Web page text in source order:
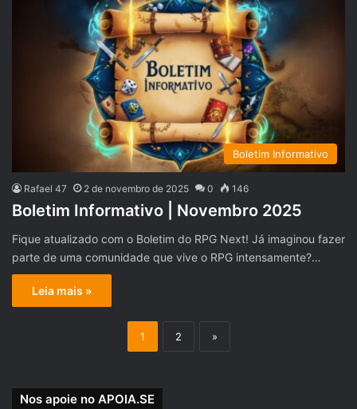
Boletim Informativo
Rafael 47 2 de novembro de 2025 0 146
Boletim Informativo | Novembro 2025
Fique atualizado com o Boletim do RPG Next! Já imaginou fazer
parte de uma comunidade que vive o RPG intensamente?…
Leia mais »
1 2 »
Nos apoie no APOIA.SE